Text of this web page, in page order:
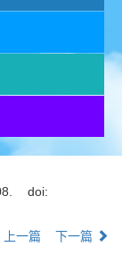
doi:
上一篇 下一篇